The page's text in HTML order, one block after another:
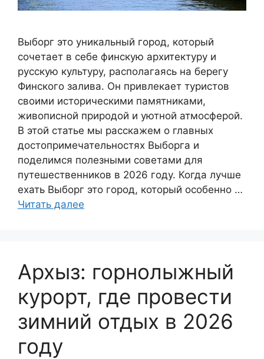
Выборг это уникальный город, который
сочетает в себе финскую архитектуру и
русскую культуру, располагаясь на берегу
Финского залива. Он привлекает туристов
своими историческими памятниками,
живописной природой и уютной атмосферой.
В этой статье мы расскажем о главных
достопримечательностях Выборга и
поделимся полезными советами для
путешественников в 2026 году. Когда лучше
ехать Выборг это город, который особенно …
Читать далее
Архыз: горнолыжный
курорт, где провести
зимний отдых в 2026
году